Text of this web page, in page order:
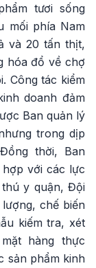
tươi sống
mối phía Nam
và 20 tấn thịt,
hóa đổ về chợ
Công tác kiểm
doanh đảm
Ban quản lý
trong dịp
thời, Ban
với các lực
y quận, Đội
chế biến
kiếm tra, xét
hàng thực
sản phẩm kinh